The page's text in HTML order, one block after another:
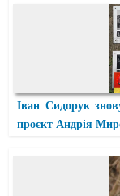
Іван Сидорук
проєкт Андрія